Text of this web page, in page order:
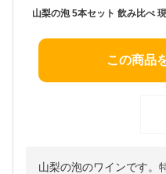
この商品
山梨の泡のワインです。